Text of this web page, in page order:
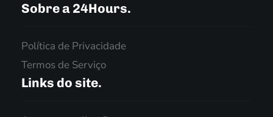
Sobre a 24Hours.
Política de Privacidade
Termos de Serviço
Links do site.